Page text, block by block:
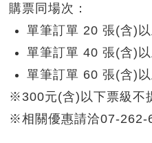
購票同場次：
單筆訂單 20 張(含)
單筆訂單 40 張(含)
單筆訂單 60 張(含)
※300元(含)以下票級不
※相關優惠請洽07-262-